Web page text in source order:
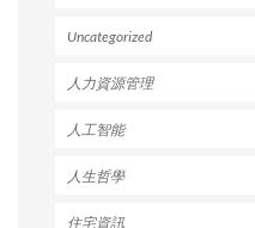
Uncategorized
人力資源管理
人工智能
人生哲學
住宅資訊